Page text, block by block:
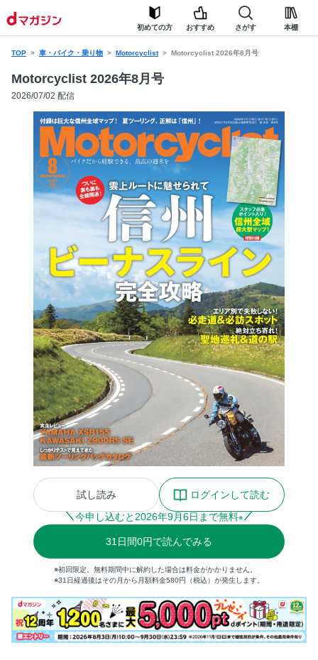
初めての方 おすすめ さがす 本棚
TOP 車・バイク・乗り物 Motorcyclist Motorcyclist 2026年8月号
Motorcyclist 2026年8月号
2026/07/02 配信
試し読み
ログインして読む
今申し込むと 2026年9月6日まで無料※
31 日間0円で読んでみる
※初回限定。無料期間中に解約した場合は料金がかかりません。
※31日経過後はその月から月額料金580円（税込）が発生します。